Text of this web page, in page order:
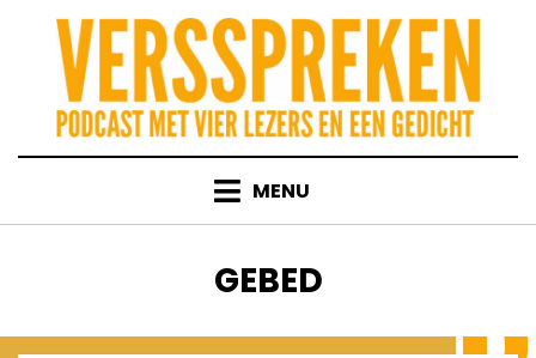
content
MENU
TAG
:
GEBED